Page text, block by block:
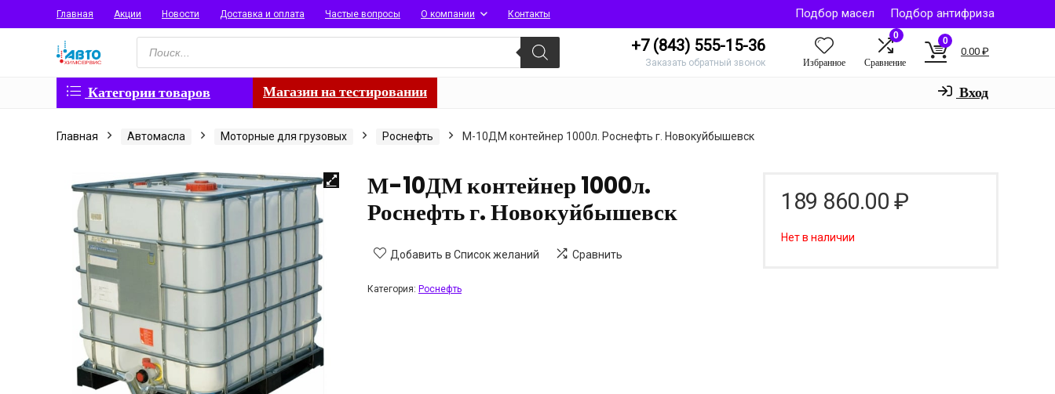
Главная Акции Новости Доставка и оплата Частые вопросы О компании Контакты Подбор масел
Подбор антифриза
Поиск
товаров
+7 (843) 555-15-36
Заказать обратный звонок Избранное
0
Сравнение
0
0.00 ₽
Категории товаров Магазин на тестировании Вход
Главная Автомасла Моторные для грузовых Роснефть М-10ДМ контейнер 1000л. Роснефть г. Новокуйбышевск
М-10ДМ контейнер 1000л.
Роснефть г. Новокуйбышевск
Добавить в Список желаний Сравнить
Категория: Роснефть
189 860.00 ₽
Нет в наличии